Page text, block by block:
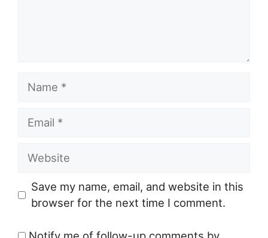
Name
Email
Website
Save my name, email, and website in this
browser for the next time I comment.